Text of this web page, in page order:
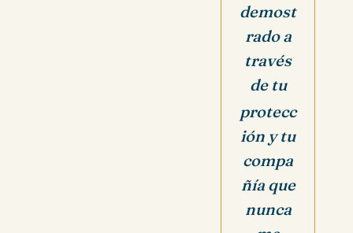
demost
rado a
través
de tu
protecc
ión y tu
compa
ñía que
nunca